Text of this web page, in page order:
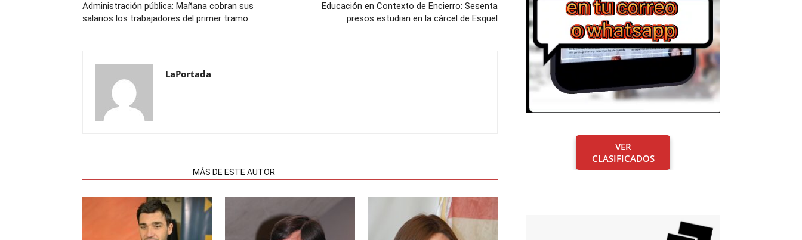
Administración pública: Mañana cobran sus
salarios los trabajadores del primer tramo
Educación en Contexto de Encierro: Sesenta
presos estudian en la cárcel de Esquel
LaPortada
MÁS DE ESTE AUTOR
VER
CLASIFICADOS